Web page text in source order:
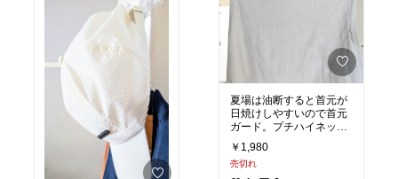
夏場は油断すると首元が
日焼けしやすいので首元
ガード。プチハイネック
のコットン素材（綿9
5%、ポリウレタン5%）
でストレッチも効いてい
￥1,980
売切れ